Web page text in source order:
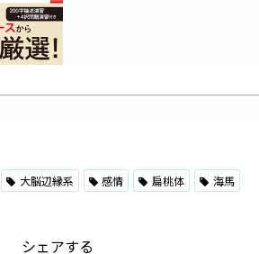
大脳辺縁系 感情 扁桃体
海馬
シェアする